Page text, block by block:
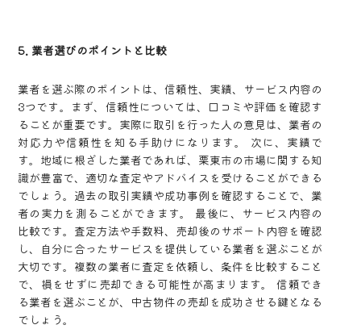
5. 業者選びのポイントと比較
業者を選ぶ際のポイントは、信頼性、実績、サービス内容の
3つです。まず、信頼性については、口コミや評価を確認す
ることが重要です。実際に取引を行った人の意見は、業者の
対応力や信頼性を知る手助けになります。 次に、実績で
す。地域に根ざした業者であれば、栗東市の市場に関する知
識が豊富で、適切な査定やアドバイスを受けることができる
でしょう。過去の取引実績や成功事例を確認することで、業
者の実力を測ることができます。 最後に、サービス内容の
比較です。査定方法や手数料、売却後のサポート内容を確認
し、自分に合ったサービスを提供している業者を選ぶことが
大切です。複数の業者に査定を依頼し、条件を比較すること
で、損をせずに売却できる可能性が高まります。 信頼でき
る業者を選ぶことが、中古物件の売却を成功させる鍵となる
でしょう。